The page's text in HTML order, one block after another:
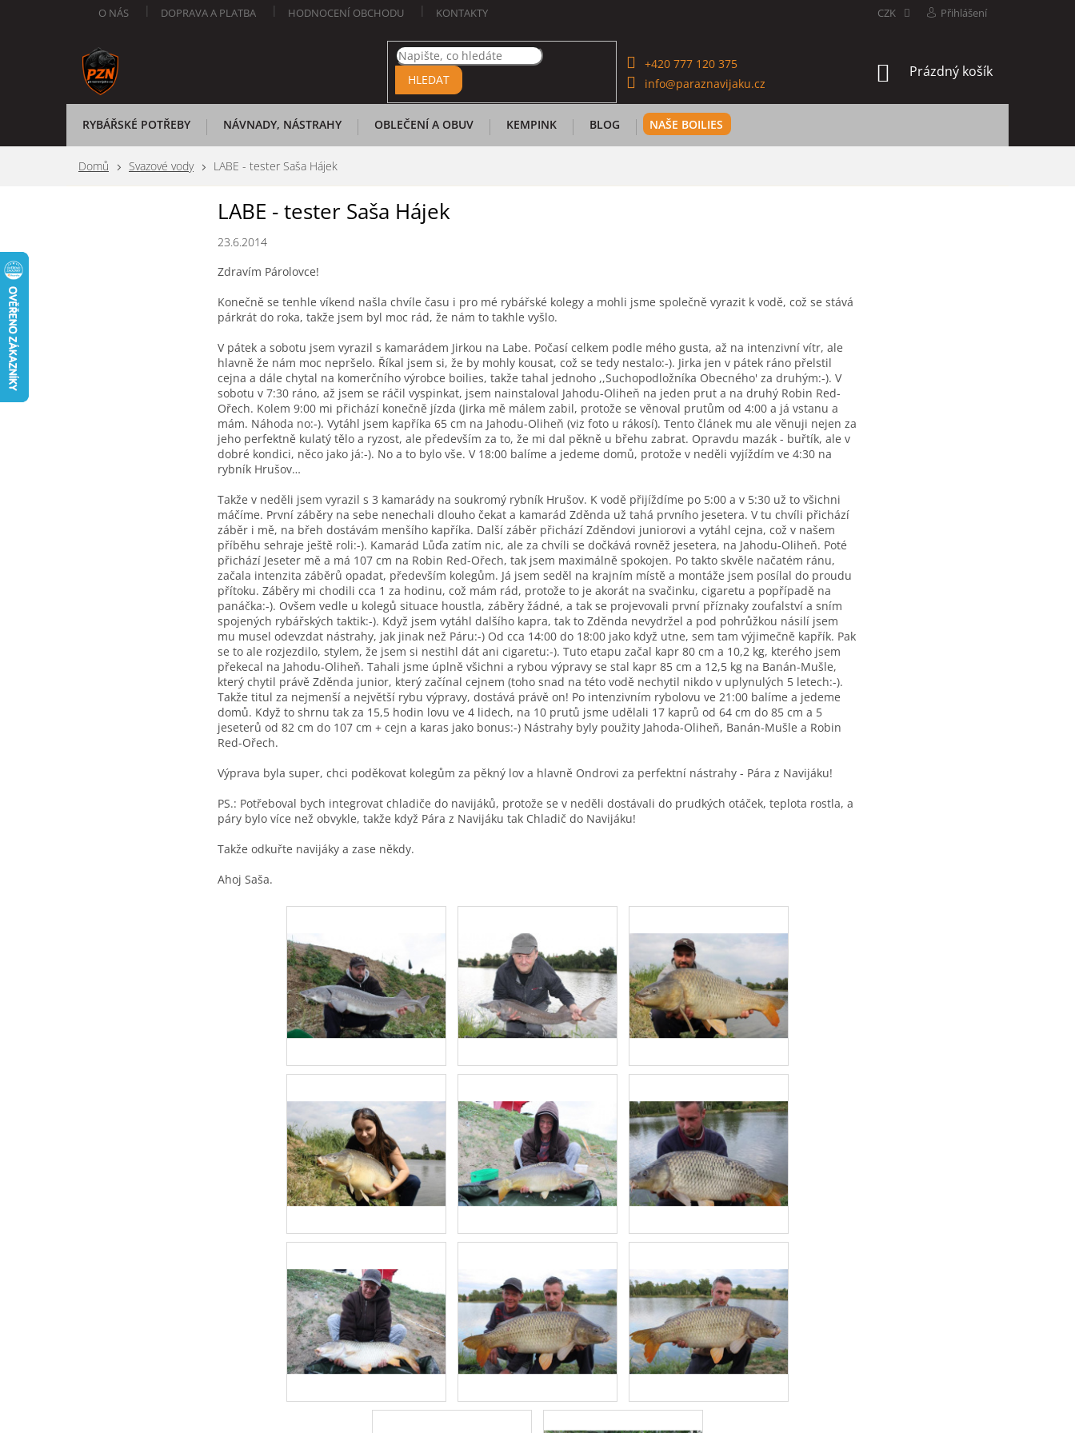
O NÁS DOPRAVA A PLATBA HODNOCENÍ OBCHODU KONTAKTY CZK Přihlášení
HLEDAT
+420 777 120 375
info@paraznavijaku.cz
NÁKUPNÍ
Prázdný košík
RYBÁŘSKÉ POTŘEBY NÁVNADY, NÁSTRAHY OBLEČENÍ A OBUV KEMPINK BLOG NAŠE BOILIES
Domů Svazové vody LABE - tester Saša Hájek
LABE - tester Saša Hájek
23.6.2014
Zdravím Párolovce!
Konečně se tenhle víkend našla chvíle času i pro mé rybářské kolegy a mohli jsme společně vyrazit k vodě, což se stává
párkrát do roka, takže jsem byl moc rád, že nám to takhle vyšlo.
V pátek a sobotu jsem vyrazil s kamarádem Jirkou na Labe. Počasí celkem podle mého gusta, až na intenzivní vítr, ale
hlavně že nám moc nepršelo. Říkal jsem si, že by mohly kousat, což se tedy nestalo:-). Jirka jen v pátek ráno přelstil
cejna a dále chytal na komerčního výrobce boilies, takže tahal jednoho ,,Suchopodložníka Obecného' za druhým:-). V
sobotu v 7:30 ráno, až jsem se ráčil vyspinkat, jsem nainstaloval Jahodu-Oliheň na jeden prut a na druhý Robin Red-
Ořech. Kolem 9:00 mi přichází konečně jízda (Jirka mě málem zabil, protože se věnoval prutům od 4:00 a já vstanu a
mám. Náhoda no:-). Vytáhl jsem kapříka 65 cm na Jahodu-Oliheň (viz foto u rákosí). Tento článek mu ale věnuji nejen za
jeho perfektně kulatý tělo a ryzost, ale především za to, že mi dal pěkně u břehu zabrat. Opravdu mazák - buřtík, ale v
dobré kondici, něco jako já:-). No a to bylo vše. V 18:00 balíme a jedeme domů, protože v neděli vyjíždím ve 4:30 na
rybník Hrušov…
Takže v neděli jsem vyrazil s 3 kamarády na soukromý rybník Hrušov. K vodě přijíždíme po 5:00 a v 5:30 už to všichni
máčíme. První záběry na sebe nenechali dlouho čekat a kamarád Zděnda už tahá prvního jesetera. V tu chvíli přichází
záběr i mě, na břeh dostávám menšího kapříka. Další záběr přichází Zděndovi juniorovi a vytáhl cejna, což v našem
příběhu sehraje ještě roli:-). Kamarád Lůďa zatím nic, ale za chvíli se dočkává rovněž jesetera, na Jahodu-Oliheň. Poté
přichází Jeseter mě a má 107 cm na Robin Red-Ořech, tak jsem maximálně spokojen. Po takto skvěle načatém ránu,
začala intenzita záběrů opadat, především kolegům. Já jsem seděl na krajním místě a montáže jsem posílal do proudu
přítoku. Záběry mi chodili cca 1 za hodinu, což mám rád, protože to je akorát na svačinku, cigaretu a popřípadě na
panáčka:-). Ovšem vedle u kolegů situace houstla, záběry žádné, a tak se projevovali první příznaky zoufalství a sním
spojených rybářských taktik:-). Když jsem vytáhl dalšího kapra, tak to Zděnda nevydržel a pod pohrůžkou násilí jsem
mu musel odevzdat nástrahy, jak jinak než Páru:-) Od cca 14:00 do 18:00 jako když utne, sem tam výjimečně kapřík. Pak
se to ale rozjezdilo, stylem, že jsem si nestihl dát ani cigaretu:-). Tuto etapu začal kapr 80 cm a 10,2 kg, kterého jsem
překecal na Jahodu-Oliheň. Tahali jsme úplně všichni a rybou výpravy se stal kapr 85 cm a 12,5 kg na Banán-Mušle,
který chytil právě Zděnda junior, který začínal cejnem (toho snad na této vodě nechytil nikdo v uplynulých 5 letech:-).
Takže titul za nejmenší a největší rybu výpravy, dostává právě on! Po intenzivním rybolovu ve 21:00 balíme a jedeme
domů. Když to shrnu tak za 15,5 hodin lovu ve 4 lidech, na 10 prutů jsme udělali 17 kaprů od 64 cm do 85 cm a 5
jeseterů od 82 cm do 107 cm + cejn a karas jako bonus:-) Nástrahy byly použity Jahoda-Oliheň, Banán-Mušle a Robin
Red-Ořech.
Výprava byla super, chci poděkovat kolegům za pěkný lov a hlavně Ondrovi za perfektní nástrahy - Pára z Navijáku!
PS.: Potřeboval bych integrovat chladiče do navijáků, protože se v neděli dostávali do prudkých otáček, teplota rostla, a
páry bylo více než obvykle, takže když Pára z Navijáku tak Chladič do Navijáku!
Takže odkuřte navijáky a zase někdy.
Ahoj Saša.